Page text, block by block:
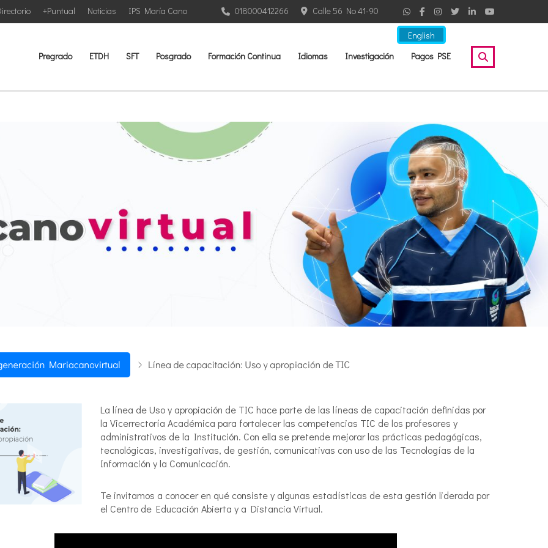
English
IPS María Cano
Noticias
+Puntual Calle 56 No 41-90
018000412266
Pregrado ETDH SFT Posgrado Formación Continua Idiomas Investigación Pagos PSE
La línea de Uso y apropiación de TIC hace parte de las líneas de capacitación definidas por
la Vicerrectoría Académica para fortalecer las competencias TIC de los profesores y
administrativos de la Institución. Con ella se pretende mejorar las prácticas pedagógicas,
tecnológicas, investigativas, de gestión, comunicativas con uso de las Tecnologías de la
Información y la Comunicación.
Te invitamos a conocer en qué consiste y algunas estadísticas de esta gestión liderada por
el Centro de Educación Abierta y a Distancia Virtual.